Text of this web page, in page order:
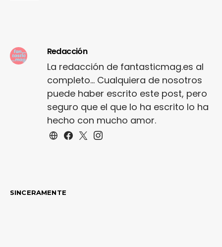
Redacción
La redacción de fantasticmag.es al
completo... Cualquiera de nosotros
puede haber escrito este post, pero
seguro que el que lo ha escrito lo ha
hecho con mucho amor.
SINCERAMENTE